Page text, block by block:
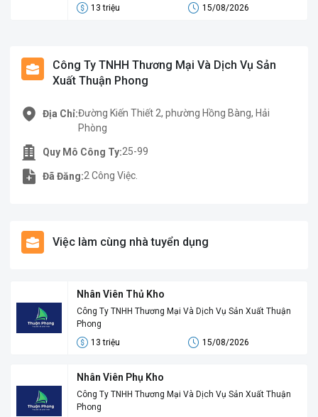
13 triệu 15/08/2026
Công Ty TNHH Thương Mại Và Dịch Vụ Sản
Xuất Thuận Phong
Địa Chỉ:Đường Kiến Thiết 2, phường Hồng Bàng, Hải
Phòng
Quy Mô Công Ty:25-99
Đã Đăng:2 Công Việc.
Việc làm cùng nhà tuyển dụng
Nhân Viên Thủ Kho
Công Ty TNHH Thương Mại Và Dịch Vụ Sản Xuất Thuận
Phong
13 triệu
15/08/2026
Nhân Viên Phụ Kho
Công Ty TNHH Thương Mại Và Dịch Vụ Sản Xuất Thuận
Phong